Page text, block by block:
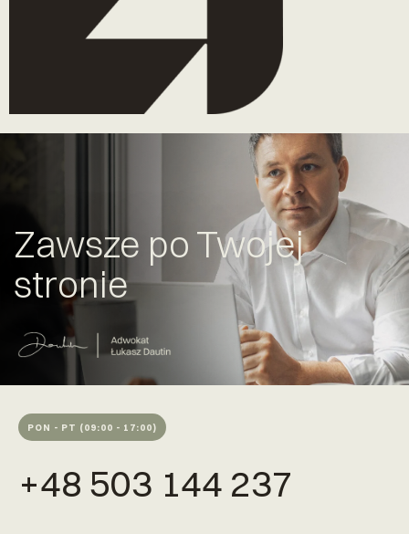
Zawsze po Twojej
stronie
PON - PT (09:00 - 17:00)
+48 503 144 237